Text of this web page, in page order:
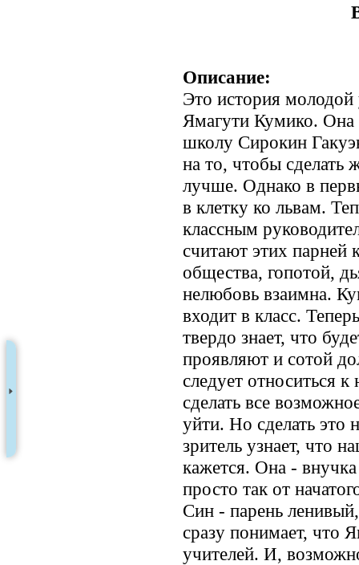
Описание:
Это история молодой
Ямагути Кумико. Она
школу Сирокин
на то, чтобы сделать
лучше. Однако в
в клетку ко львам.
классным
считают этих
общества, гопотой,
нелюбовь взаимна.
входит в класс.
твердо знает, что
проявляют и сотой
следует относиться
сделать все
уйти. Но сделать это
зритель узнает, что
кажется. Она - внучка
просто так от
Син - парень
сразу понимает, что
учителей. И,